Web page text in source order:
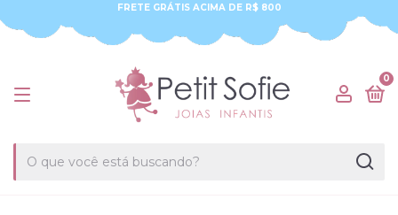
FRETE GRÁTIS ACIMA DE R$ 800
0